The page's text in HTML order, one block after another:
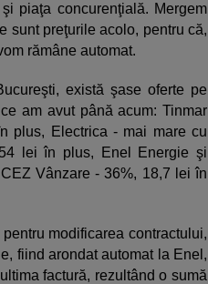
piaţa concurenţială. Mergem
sunt preţurile acolo, pentru că,
rămâne automat.
există şase oferte pe
am avut până acum: Tinmar
plus, Electrica - mai mare cu
lei în plus, Enel Energie şi
Vânzare - 36%, 18,7 lei în
modificarea contractului,
fiind arondat automat la Enel,
factură, rezultând o sumă